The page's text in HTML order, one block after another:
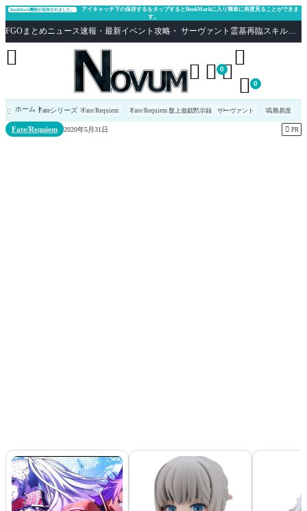
BookMark機能が追加されました。
アイキャッチ下の保存するをタップするとBookMarkに入り簡単に再度見ることができま
す。
FGOまとめニュース速報・最新イベント攻略・ サーヴァント霊基再臨スキル性能評価まとめ Fate/Grand Order
  0

 0

 ホーム Fateシリーズ Fate/Requiem Fate/Requiem 盤上遊戯黙示録 サーヴァント 高難易度
Fate/Requiem 2020年5月31日  PR